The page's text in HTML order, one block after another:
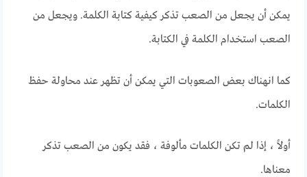
يمكن أن يجعل من الصعب تذكر كيفية كتابة الكلمة. ويجعل من
الصعب استخدام الكلمة في الكتابة.
كما انهناك بعض الصعوبات التي يمكن أن تظهر عند محاولة حفظ
الكلمات.
أولاً ، إذا لم تكن الكلمات مألوفة ، فقد يكون من الصعب تذكر
معناها.